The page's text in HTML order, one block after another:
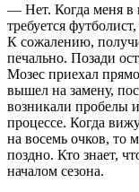
— Нет. Когда меня в
требуется
К сожалению,
печально. Позади
Мозес приехал
вышел на замену,
возникали пробелы
процессе. Когда
на восемь очков, то
поздно. Кто знает,
началом сезона.